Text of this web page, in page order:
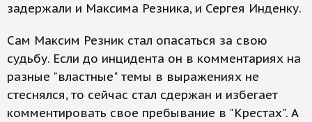
задержали и Максима Резника, и Сергея Инденку.
Сам Максим Резник стал опасаться за свою
судьбу. Если до инцидента он в комментариях на
разные "властные" темы в выражениях не
стеснялся, то сейчас стал сдержан и избегает
комментировать свое пребывание в "Крестах". А